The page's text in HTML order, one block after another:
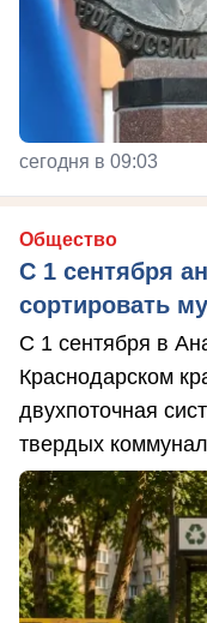
сегодня в 09:03
Общество
С 1 сентября
сортировать
С 1 сентября в
Краснодарском
двухпоточная
твердых